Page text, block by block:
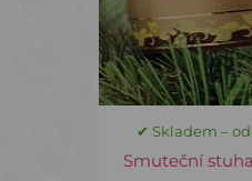
✔ Skladem –
Smuteční